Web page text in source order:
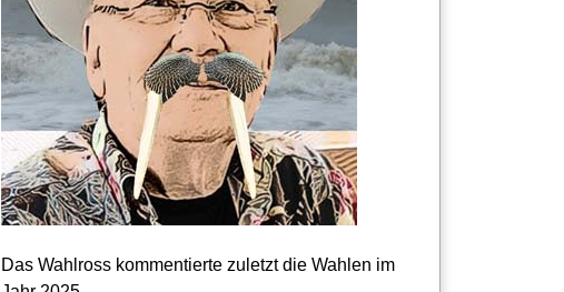
Das Wahlross kommentierte zuletzt die Wahlen im